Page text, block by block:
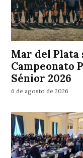
Mar del Plata
Campeonato
Sénior 2026
6 de agosto de 2026